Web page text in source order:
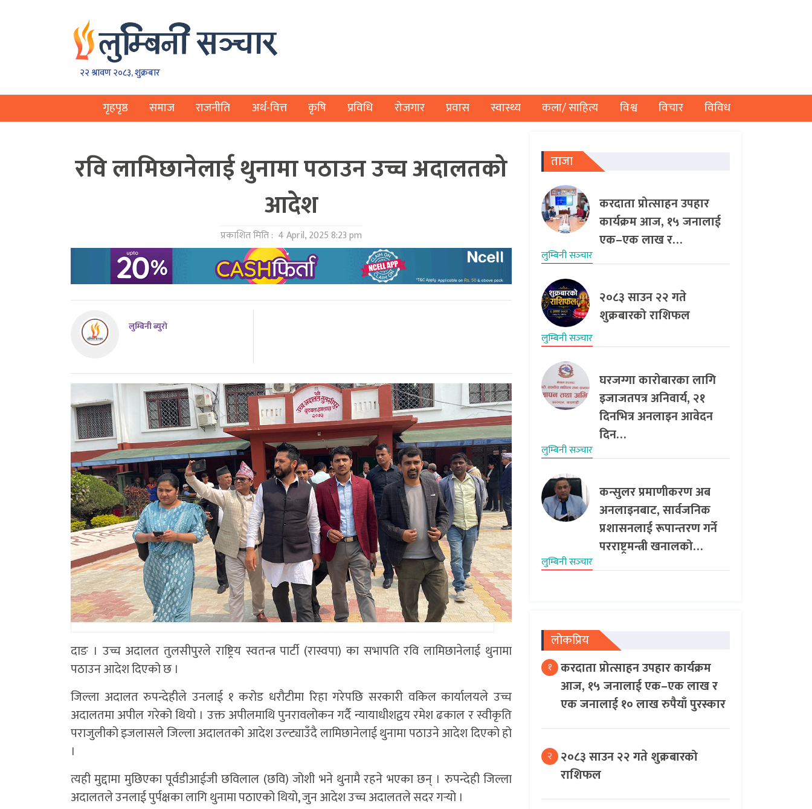
२२ श्रावण २०८३, शुक्रबार
गृहपृष्ठ समाज राजनीति अर्थ-वित्त कृषि प्रविधि रोजगार प्रवास स्वास्थ्य कला/ साहित्य विश्व विचार विविध
रवि लामिछानेलाई थुनामा पठाउन उच्च अदालतको
आदेश
प्रकाशित मिति : 4 April, 2025 8:23 pm
लुम्बिनी ब्युराे
दाङ । उच्च अदालत तुलसीपुरले राष्ट्रिय स्वतन्त्र पार्टी (रास्वपा) का सभापति रवि लामिछानेलाई थुनामा
पठाउन आदेश दिएको छ ।
जिल्ला अदालत रुपन्देहीले उनलाई १ करोड धरौटीमा रिहा गरेपछि सरकारी वकिल कार्यालयले उच्च
अदालतमा अपील गरेको थियो । उक्त अपीलमाथि पुनरावलोकन गर्दै न्यायाधीशद्वय रमेश ढकाल र स्वीकृति
पराजुलीको इजलासले जिल्ला अदालतको आदेश उल्ट्याउँदै लामिछानेलाई थुनामा पठाउने आदेश दिएको हो
।
त्यही मुद्दामा मुछिएका पूर्वडीआईजी छविलाल (छवि) जोशी भने थुनामै रहने भएका छन् । रुपन्देही जिल्ला
अदालतले उनलाई पुर्पक्षका लागि थुनामा पठाएको थियो, जुन आदेश उच्च अदालतले सदर गर्‍यो ।
ताजा
करदाता प्रोत्साहन उपहार
कार्यक्रम आज, १५ जनालाई
एक–एक लाख र…
लुम्बिनी सञ्‍चार
२०८३ साउन २२ गते
शुक्रबारको राशिफल
लुम्बिनी सञ्‍चार
घरजग्गा कारोबारका लागि
इजाजतपत्र अनिवार्य, २१
दिनभित्र अनलाइन आवेदन
दिन…
लुम्बिनी सञ्‍चार
कन्सुलर प्रमाणीकरण अब
अनलाइनबाट, सार्वजनिक
प्रशासनलाई रूपान्तरण गर्ने
परराष्ट्रमन्त्री खनालको…
लुम्बिनी सञ्‍चार
लोकप्रिय
१ करदाता प्रोत्साहन उपहार कार्यक्रम
आज, १५ जनालाई एक–एक लाख र
एक जनालाई १० लाख रुपैयाँ पुरस्कार
२ २०८३ साउन २२ गते शुक्रबारको
राशिफल